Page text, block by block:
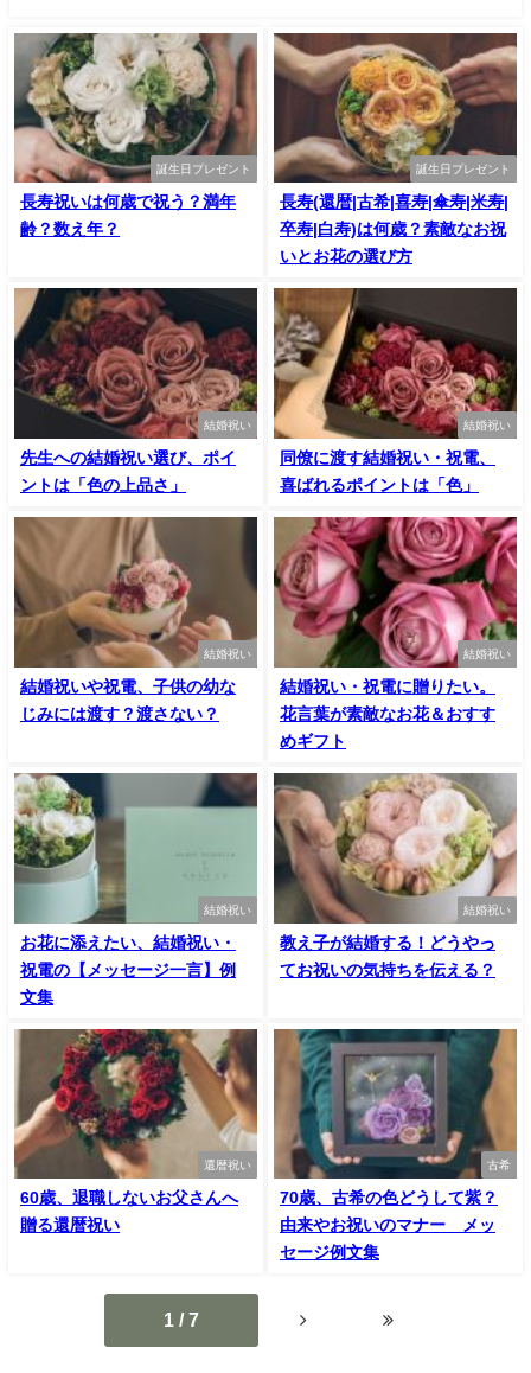
誕生日プレゼント
長寿祝いは何歳で祝う？満年
齢？数え年？
誕生日プレゼント
長寿(還暦|古希|喜寿|傘寿|米寿|
卒寿|白寿)は何歳？素敵なお祝
いとお花の選び方
結婚祝い
先生への結婚祝い選び、ポイ
ントは「色の上品さ」
結婚祝い
同僚に渡す結婚祝い・祝電、
喜ばれるポイントは「色」
結婚祝い
結婚祝いや祝電、子供の幼な
じみには渡す？渡さない？
結婚祝い
結婚祝い・祝電に贈りたい。
花言葉が素敵なお花＆おすす
めギフト
結婚祝い
お花に添えたい、結婚祝い・
祝電の【メッセージ一言】例
文集
結婚祝い
教え子が結婚する！どうやっ
てお祝いの気持ちを伝える？
還暦祝い
60歳、退職しないお父さんへ
贈る還暦祝い
古希
70歳、古希の色どうして紫？
由来やお祝いのマナー メッ
セージ例文集
1 / 7